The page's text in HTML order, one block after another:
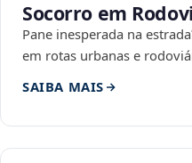
Socorro em
Pane inesperada na
em rotas urbanas e
SAIBA MAIS